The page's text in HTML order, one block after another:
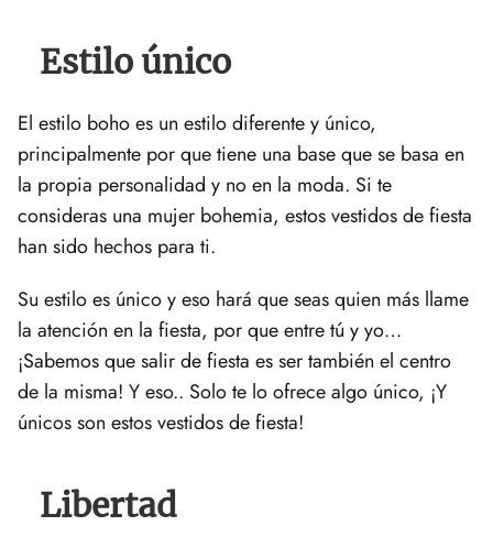
Estilo único
El estilo boho es un estilo diferente y único,
principalmente por que tiene una base que se basa en
la propia personalidad y no en la moda. Si te
consideras una mujer bohemia, estos vestidos de fiesta
han sido hechos para ti.
Su estilo es único y eso hará que seas quien más llame
la atención en la fiesta, por que entre tú y yo…
¡Sabemos que salir de fiesta es ser también el centro
de la misma! Y eso.. Solo te lo ofrece algo único, ¡Y
únicos son estos vestidos de fiesta!
Libertad